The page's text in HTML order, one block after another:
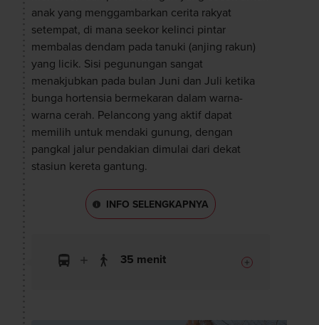
anak yang menggambarkan cerita rakyat
setempat, di mana seekor kelinci pintar
membalas dendam pada tanuki (anjing rakun)
yang licik. Sisi pegunungan sangat
menakjubkan pada bulan Juni dan Juli ketika
bunga hortensia bermekaran dalam warna-
warna cerah. Pelancong yang aktif dapat
memilih untuk mendaki gunung, dengan
pangkal jalur pendakian dimulai dari dekat
stasiun kereta gantung.
INFO SELENGKAPNYA
35 menit